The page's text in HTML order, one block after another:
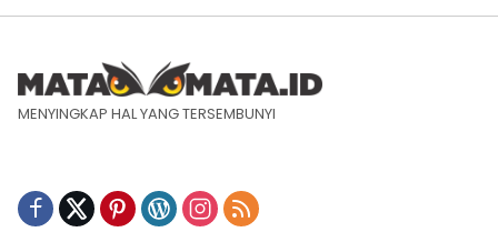
MENYINGKAP HAL YANG TERSEMBUNYI